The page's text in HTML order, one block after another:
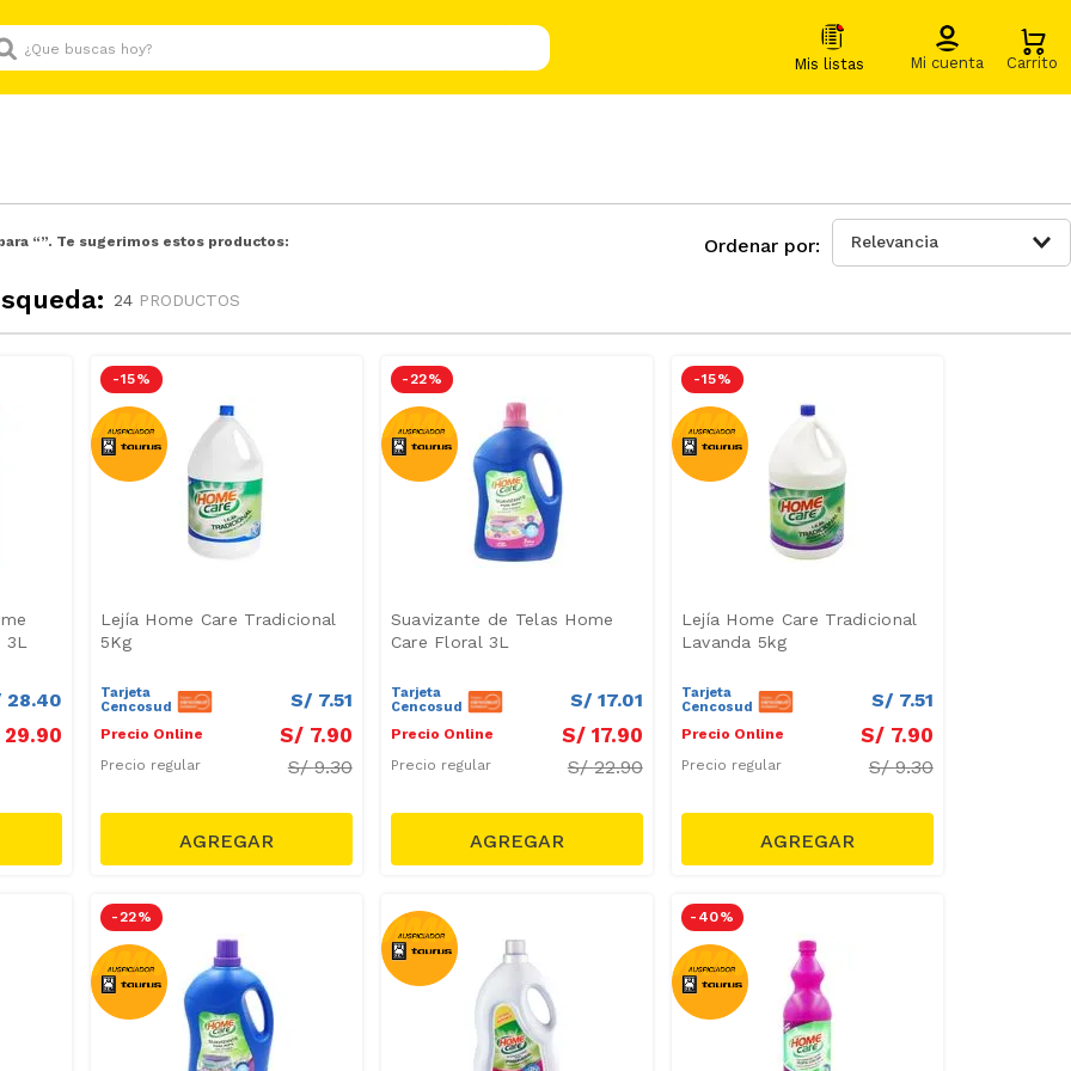
buscas hoy?
“”. Te sugerimos estos productos:
24 PRODUCTOS
Relevancia
28.40
29.90
-15 %
Lejía Home Care Tradicional
5Kg
Tarjeta
Cencosud
S/ 7.51
Precio Online S/ 7.90
Precio regular S/9.30
-22 %
Suavizante de Telas Home
Care Floral 3L
Tarjeta
Cencosud
S/ 17.01
Precio Online S/ 17.90
Precio regular S/22.90
-15 %
Lejía Home Care Tradicional
Lavanda 5kg
Tarjeta
Cencosud
S/ 7.51
Precio Online S/ 7.90
Precio regular S/9.30
-22 % - 40 %